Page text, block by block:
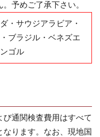
予めご了承下さい。
・サウジアラビア・
ブラジル・ベネズエ
ゴル
通関検査費用はすべて
ります。なお、現地国